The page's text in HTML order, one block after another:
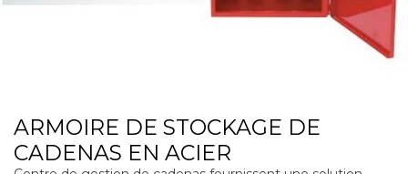
ARMOIRE DE STOCKAGE DE
CADENAS EN ACIER